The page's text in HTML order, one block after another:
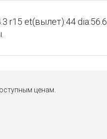
r15 et(вылет):44 dia:56.6.
ценам.